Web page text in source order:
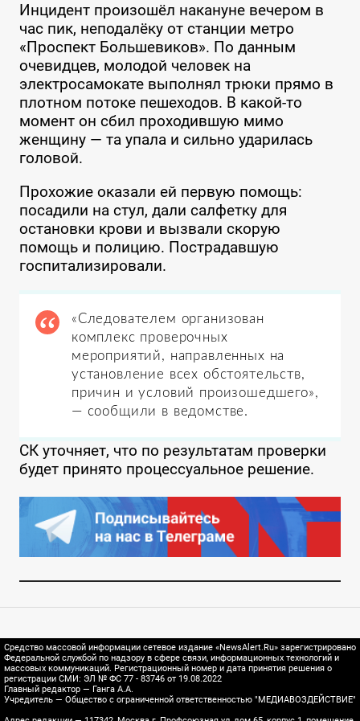
Инцидент произошёл накануне вечером в
час пик, неподалёку от станции метро
«Проспект Большевиков». По данным
очевидцев, молодой человек на
электросамокате выполнял трюки прямо в
плотном потоке пешеходов. В какой-то
момент он сбил проходившую мимо
женщину — та упала и сильно ударилась
головой.
Прохожие оказали ей первую помощь:
посадили на стул, дали салфетку для
остановки крови и вызвали скорую
помощь и полицию. Пострадавшую
госпитализировали.
«Следователем организован
комплекс проверочных
мероприятий, направленных на
установление всех обстоятельств,
причин и условий произошедшего»,
— сообщили в ведомстве.
СК уточняет, что по результатам проверки
будет принято процессуальное решение.
Средство массовой информации сетевое издание «NewsAlert.Ru» зарегистрировано
Федеральной службой по надзору в сфере связи, информационных технологий и
массовых коммуникаций. Регистрационный номер и дата принятия решения о
регистрации СМИ: ЭЛ № ФС 77 - 83746 от 19.08.2022
Главный редактор — Ганга А.А.
Учредитель — Общество с ограниченной ответственностью "МЕДИАВОЗДЕЙСТВИЕ"